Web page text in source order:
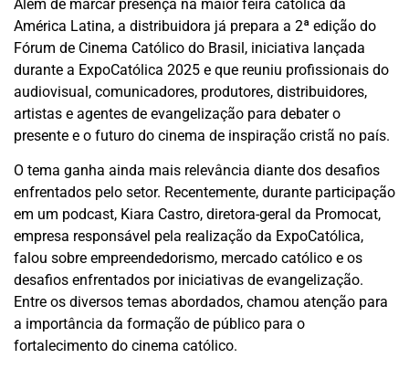
Além de marcar presença na maior feira católica da
América Latina, a distribuidora já prepara a 2ª edição do
Fórum de Cinema Católico do Brasil, iniciativa lançada
durante a ExpoCatólica 2025 e que reuniu profissionais do
audiovisual, comunicadores, produtores, distribuidores,
artistas e agentes de evangelização para debater o
presente e o futuro do cinema de inspiração cristã no país.
O tema ganha ainda mais relevância diante dos desafios
enfrentados pelo setor. Recentemente, durante participação
em um podcast, Kiara Castro, diretora-geral da Promocat,
empresa responsável pela realização da ExpoCatólica,
falou sobre empreendedorismo, mercado católico e os
desafios enfrentados por iniciativas de evangelização.
Entre os diversos temas abordados, chamou atenção para
a importância da formação de público para o
fortalecimento do cinema católico.